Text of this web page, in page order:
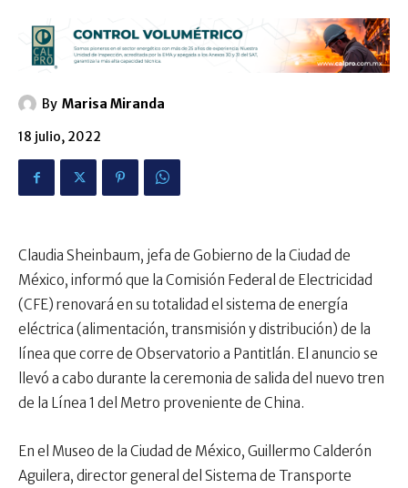
By Marisa Miranda
18 julio, 2022
Claudia Sheinbaum, jefa de Gobierno de la Ciudad de
México, informó que la Comisión Federal de Electricidad
(CFE) renovará en su totalidad el sistema de energía
eléctrica (alimentación, transmisión y distribución) de la
línea que corre de Observatorio a Pantitlán. El anuncio se
llevó a cabo durante la ceremonia de salida del nuevo tren
de la Línea 1 del Metro proveniente de China.
En el Museo de la Ciudad de México, Guillermo Calderón
Aguilera, director general del Sistema de Transporte